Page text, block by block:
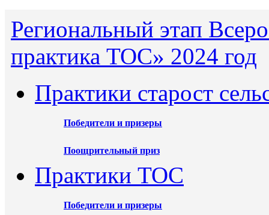
Региональный этап
практика ТОС» 2024 год
Практики старост
Победители и призеры
Поощрительный приз
Практики ТОС
Победители и призеры